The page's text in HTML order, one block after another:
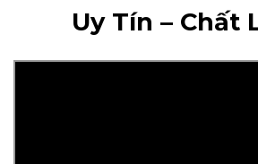
Uy Tín – Chất